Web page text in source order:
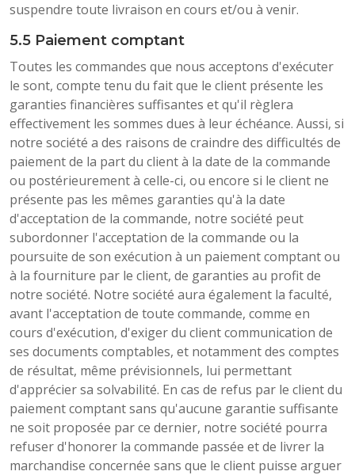
suspendre toute livraison en cours et/ou à venir.
5.5 Paiement comptant
Toutes les commandes que nous acceptons d'exécuter
le sont, compte tenu du fait que le client présente les
garanties financières suffisantes et qu'il règlera
effectivement les sommes dues à leur échéance. Aussi, si
notre société a des raisons de craindre des difficultés de
paiement de la part du client à la date de la commande
ou postérieurement à celle-ci, ou encore si le client ne
présente pas les mêmes garanties qu'à la date
d'acceptation de la commande, notre société peut
subordonner l'acceptation de la commande ou la
poursuite de son exécution à un paiement comptant ou
à la fourniture par le client, de garanties au profit de
notre société. Notre société aura également la faculté,
avant l'acceptation de toute commande, comme en
cours d'exécution, d'exiger du client communication de
ses documents comptables, et notamment des comptes
de résultat, même prévisionnels, lui permettant
d'apprécier sa solvabilité. En cas de refus par le client du
paiement comptant sans qu'aucune garantie suffisante
ne soit proposée par ce dernier, notre société pourra
refuser d'honorer la commande passée et de livrer la
marchandise concernée sans que le client puisse arguer